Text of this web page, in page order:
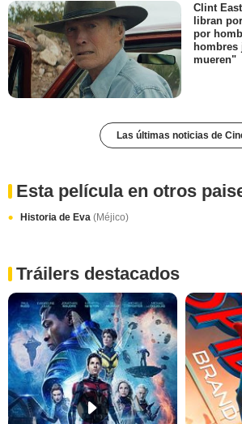
Clint
libran
por
hombres
mueren"
Las últimas noticias de
Esta película en otros
Historia de Eva (Méjico)
Tráilers destacados